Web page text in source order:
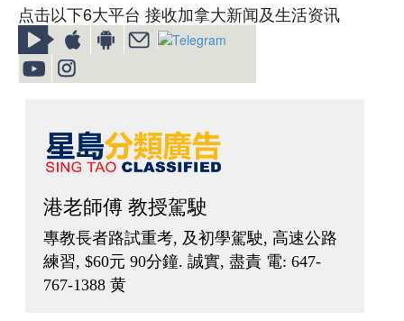
点击以下6大平台 接收加拿大新闻及生活资讯